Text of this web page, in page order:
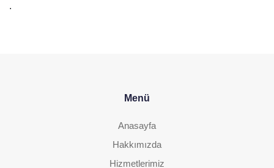
.
Menü
Anasayfa
Hakkımızda
Hizmetlerimiz